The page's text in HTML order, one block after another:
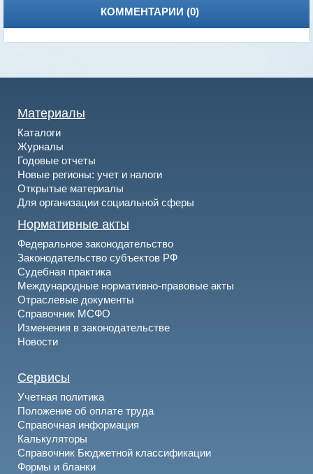
КОММЕНТАРИИ (0)
Материалы
Каталоги
Журналы
Годовые отчеты
Новые регионы: учет и налоги
Открытые материалы
Для организации социальной сферы
Нормативные акты
Федеральное законодательство
Законодательство субъектов РФ
Судебная практика
Международные нормативно-правовые акты
Отраслевые документы
Справочник МСФО
Изменения в законодательстве
Новости
Сервисы
Учетная политика
Положение об оплате труда
Справочная информация
Калькуляторы
Справочник Бюджетной классификации
Формы и бланки